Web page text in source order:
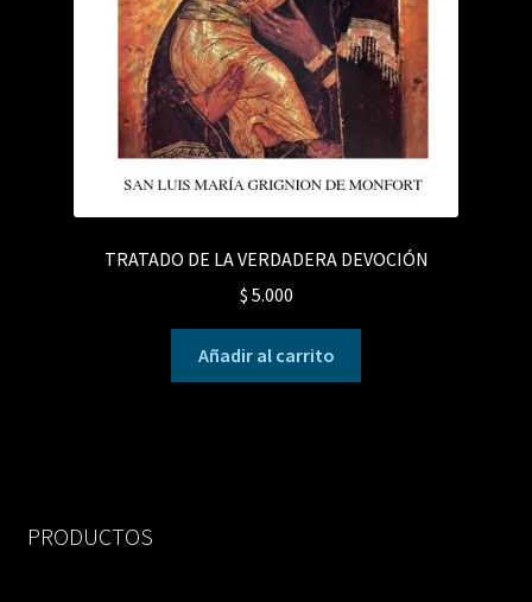
TRATADO DE LA VERDADERA DEVOCIÓN
$ 5.000
Añadir al carrito
PRODUCTOS